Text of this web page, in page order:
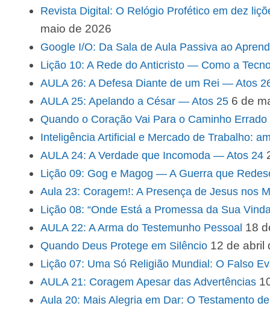
Revista Digital: O Relógio Profético em dez
maio de 2026
Google I/O: Da Sala de Aula Passiva ao
Lição 10: A Rede do Anticristo — Como a
AULA 26: A Defesa Diante de um Rei — Atos
AULA 25: Apelando a César — Atos 25 6 de
Quando o Coração Vai Para o Caminho Errado
Inteligência Artificial e Mercado de Trabalho:
AULA 24: A Verdade que Incomoda — Atos 24
Lição 09: Gog e Magog — A Guerra que
Aula 23: Coragem!: A Presença de Jesus nos
Lição 08: “Onde Está a Promessa da Sua
AULA 22: A Arma do Testemunho Pessoal 18
Quando Deus Protege em Silêncio 12 de abril
Lição 07: Uma Só Religião Mundial: O Falso
AULA 21: Coragem Apesar das Advertências
Aula 20: Mais Alegria em Dar: O Testamento